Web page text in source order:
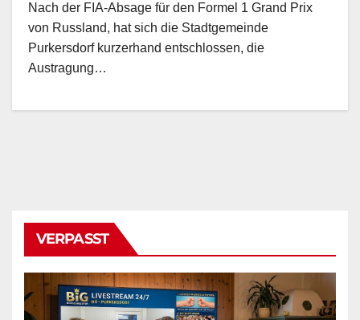
Nach der FIA-Absage für den Formel 1 Grand Prix
von Russland, hat sich die Stadtgemeinde
Purkersdorf kurzerhand entschlossen, die
Austragung…
VERPASST